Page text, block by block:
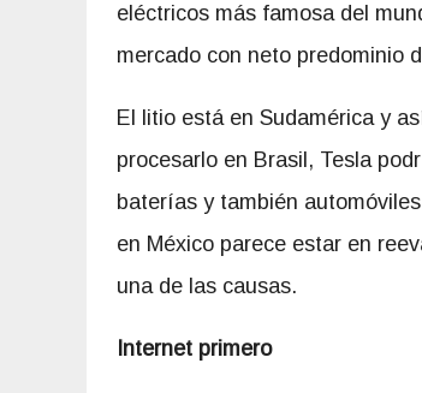
eléctricos más famosa del
mercado con neto predominio
El litio está en Sudamérica y
procesarlo en Brasil, Tesla
baterías y también
en México parece estar en
una de las causas.
Internet primero